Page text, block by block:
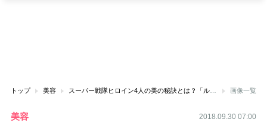
トップ 美容 スーパー戦隊ヒロイン4人の美の秘訣とは？「ルパパト」＆OG女優が家トレから愛用オイルまで公開！ 画像一覧
美容 2018.09.30 07:00